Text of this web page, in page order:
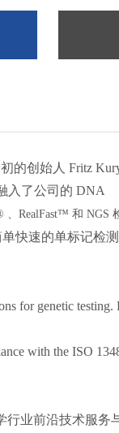
的创始人 Fritz
入了公司的 DNA
、RealFast™ 和 NGS
快速的单标记检
for genetic
with the ISO
业前沿技术服务